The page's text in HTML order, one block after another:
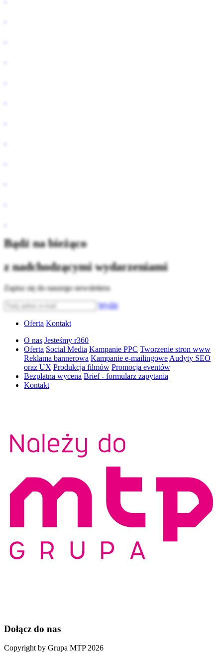
Bądź na bieżąco
z nadchodzącymi wydarzeniami
Zapisz się do naszego newslettera
Wyślij
Oferta Kontakt
O nas Jesteśmy r360
Oferta Social Media Kampanie PPC Tworzenie stron www
Reklama bannerowa Kampanie e-mailingowe Audyty SEO
oraz UX Produkcja filmów Promocja eventów
Bezpłatna wycena Brief - formularz zapytania
Kontakt
Dołącz do nas
Copyright by Grupa MTP 2026